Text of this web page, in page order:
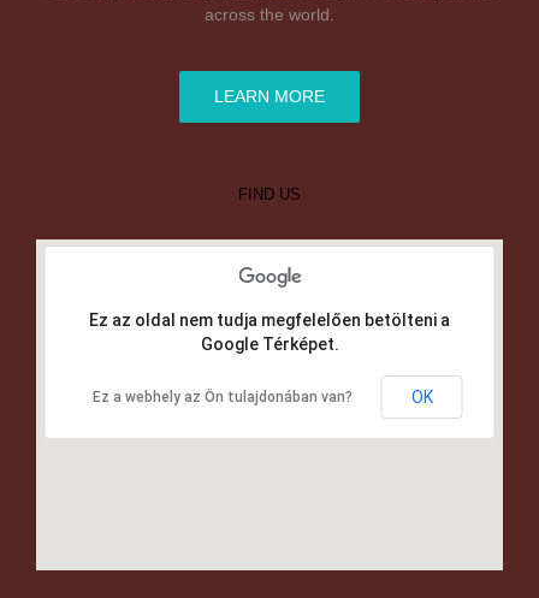
across the world.
LEARN MORE
FIND US
Ez az oldal nem tudja megfelelően betölteni a
Google Térképet.
Ez a webhely az Ön tulajdonában van? OK